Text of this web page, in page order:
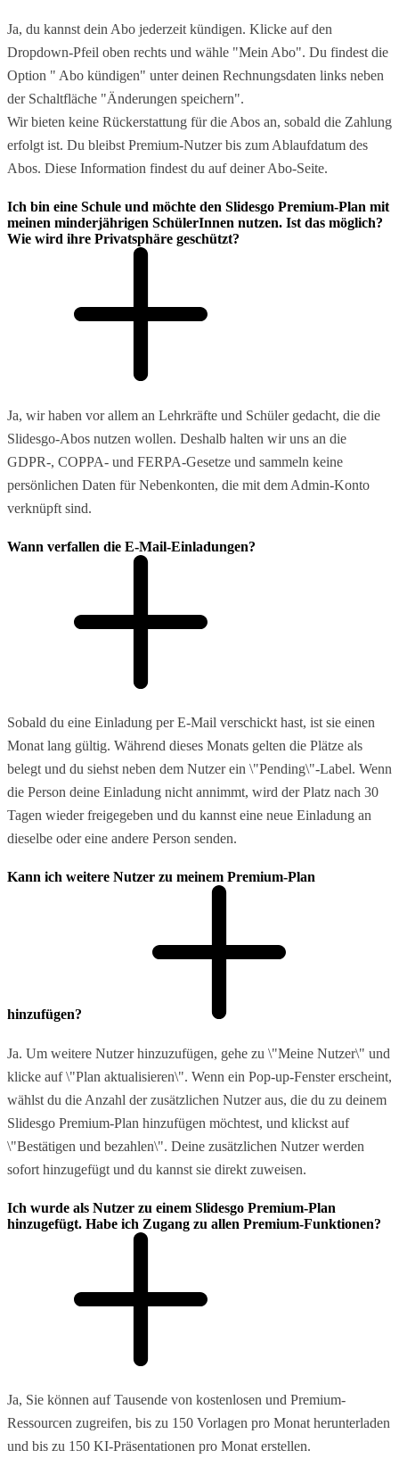
Ja, du kannst dein Abo jederzeit kündigen. Klicke auf den
Dropdown-Pfeil oben rechts und wähle "Mein Abo". Du findest die
Option " Abo kündigen" unter deinen Rechnungsdaten links neben
der Schaltfläche "Änderungen speichern".
Wir bieten keine Rückerstattung für die Abos an, sobald die Zahlung
erfolgt ist. Du bleibst Premium-Nutzer bis zum Ablaufdatum des
Abos. Diese Information findest du auf deiner Abo-Seite.
Ich bin eine Schule und möchte den Slidesgo Premium-Plan mit
meinen minderjährigen SchülerInnen nutzen. Ist das möglich?
Wie wird ihre Privatsphäre geschützt?
Ja, wir haben vor allem an Lehrkräfte und Schüler gedacht, die die
Slidesgo-Abos nutzen wollen. Deshalb halten wir uns an die
GDPR-, COPPA- und FERPA-Gesetze und sammeln keine
persönlichen Daten für Nebenkonten, die mit dem Admin-Konto
verknüpft sind.
Wann verfallen die E-Mail-Einladungen?
Sobald du eine Einladung per E-Mail verschickt hast, ist sie einen
Monat lang gültig. Während dieses Monats gelten die Plätze als
belegt und du siehst neben dem Nutzer ein \"Pending\"-Label. Wenn
die Person deine Einladung nicht annimmt, wird der Platz nach 30
Tagen wieder freigegeben und du kannst eine neue Einladung an
dieselbe oder eine andere Person senden.
Kann ich weitere Nutzer zu meinem Premium-Plan
hinzufügen?
Ja. Um weitere Nutzer hinzuzufügen, gehe zu \"Meine Nutzer\" und
klicke auf \"Plan aktualisieren\". Wenn ein Pop-up-Fenster erscheint,
wählst du die Anzahl der zusätzlichen Nutzer aus, die du zu deinem
Slidesgo Premium-Plan hinzufügen möchtest, und klickst auf
\"Bestätigen und bezahlen\". Deine zusätzlichen Nutzer werden
sofort hinzugefügt und du kannst sie direkt zuweisen.
Ich wurde als Nutzer zu einem Slidesgo Premium-Plan
hinzugefügt. Habe ich Zugang zu allen Premium-Funktionen?
Ja, Sie können auf Tausende von kostenlosen und Premium-
Ressourcen zugreifen, bis zu 150 Vorlagen pro Monat herunterladen
und bis zu 150 KI-Präsentationen pro Monat erstellen.